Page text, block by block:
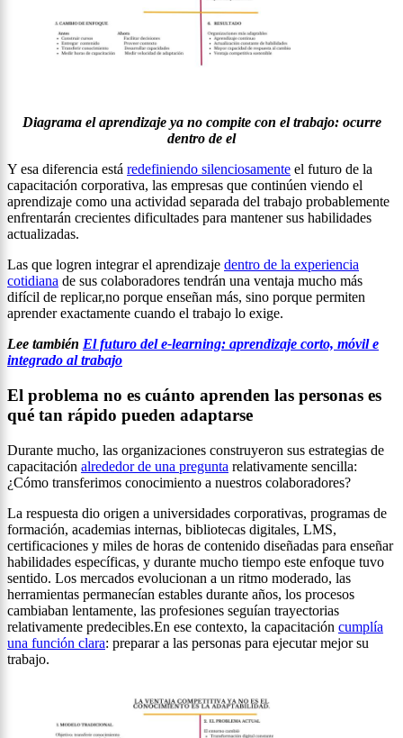
Diagrama el aprendizaje ya no compite con el trabajo: ocurre
dentro de el
Y esa diferencia está redefiniendo silenciosamente el futuro de la
capacitación corporativa, las empresas que continúen viendo el
aprendizaje como una actividad separada del trabajo probablemente
enfrentarán crecientes dificultades para mantener sus habilidades
actualizadas.
Las que logren integrar el aprendizaje dentro de la experiencia
cotidiana de sus colaboradores tendrán una ventaja mucho más
difícil de replicar,no porque enseñan más, sino porque permiten
aprender exactamente cuando el trabajo lo exige.
Lee también El futuro del e-learning: aprendizaje corto, móvil e
integrado al trabajo
El problema no es cuánto aprenden las personas es
qué tan rápido pueden adaptarse
Durante mucho, las organizaciones construyeron sus estrategias de
capacitación alrededor de una pregunta relativamente sencilla:
¿Cómo transferimos conocimiento a nuestros colaboradores?
La respuesta dio origen a universidades corporativas, programas de
formación, academias internas, bibliotecas digitales, LMS,
certificaciones y miles de horas de contenido diseñadas para enseñar
habilidades específicas, y durante mucho tiempo este enfoque tuvo
sentido. Los mercados evolucionan a un ritmo moderado, las
herramientas permanecían estables durante años, los procesos
cambiaban lentamente, las profesiones seguían trayectorias
relativamente predecibles.En ese contexto, la capacitación cumplía
una función clara: preparar a las personas para ejecutar mejor su
trabajo.